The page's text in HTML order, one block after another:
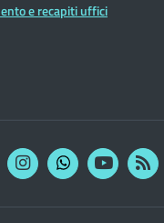
e recapiti uffici
Instagram
YouTubeRSS